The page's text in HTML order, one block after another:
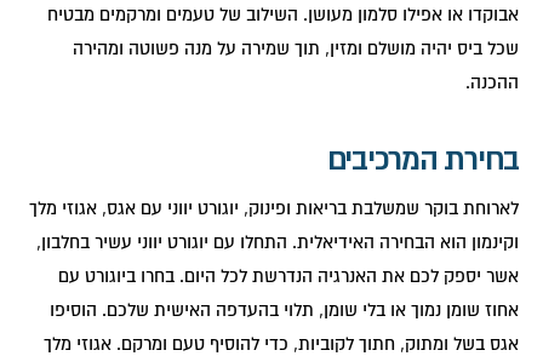
אבוקדו או אפילו סלמון מעושן. השילוב של טעמים ומרקמים מבטיח
שכל ביס יהיה מושלם ומזין, תוך שמירה על מנה פשוטה ומהירה
ההכנה.
בחירת המרכיבים
לארוחת בוקר שמשלבת בריאות ופינוק, יוגורט יווני עם אגס, אגוזי מלך
וקינמון הוא הבחירה האידיאלית. התחלו עם יוגורט יווני עשיר בחלבון,
אשר יספק לכם את האנרגיה הנדרשת לכל היום. בחרו ביוגורט עם
אחוז שומן נמוך או בלי שומן, תלוי בהעדפה האישית שלכם. הוסיפו
אגס בשל ומתוק, חתוך לקוביות, כדי להוסיף טעם ומרקם. אגוזי מלך